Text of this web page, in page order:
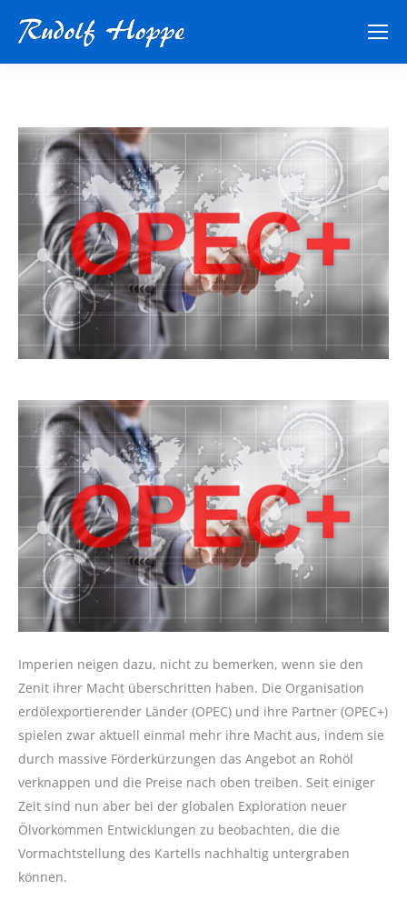
Imperien neigen dazu, nicht zu bemerken, wenn sie den
Zenit ihrer Macht überschritten haben. Die Organisation
erdölexportierender Länder (OPEC) und ihre Partner (OPEC+)
spielen zwar aktuell einmal mehr ihre Macht aus, indem sie
durch massive Förderkürzungen das Angebot an Rohöl
verknappen und die Preise nach oben treiben. Seit einiger
Zeit sind nun aber bei der globalen Exploration neuer
Ölvorkommen Entwicklungen zu beobachten, die die
Vormachtstellung des Kartells nachhaltig untergraben
können.